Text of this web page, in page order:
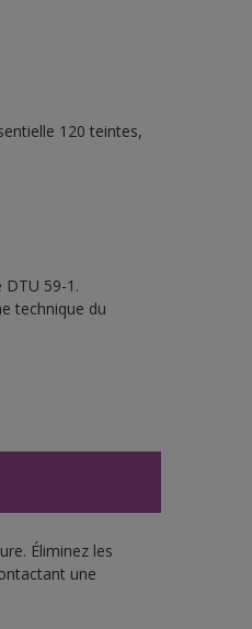
120 teintes,
59-1.
technique du
Éliminez les
une